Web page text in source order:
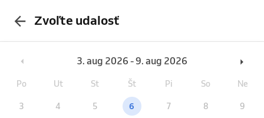
Zvoľte udalosť
3. aug 2026 - 9. aug 2026
Po Ut St Št Pi So Ne
3 4 5 6 7 8 9